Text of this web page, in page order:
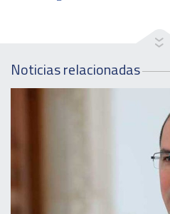
Noticias relacionadas